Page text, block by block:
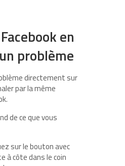
en
problème
directement sur
par la même
de ce que vous
sur le bouton avec
à côte dans le coin